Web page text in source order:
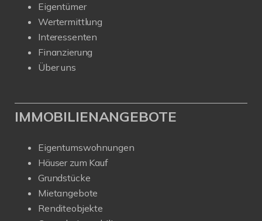
Eigentümer
Wertermittlung
Interessenten
Finanzierung
Über uns
IMMOBILIENANGEBOTE
Eigentumswohnungen
Häuser zum Kauf
Grundstücke
Mietangebote
Renditeobjekte